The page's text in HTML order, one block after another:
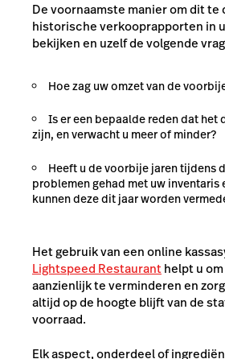
De voornaamste manier om dit te
historische verkooprapporten in
bekijken en uzelf de volgende
Hoe zag uw omzet van de
Is er een bepaalde reden dat het
zijn, en verwacht u meer of minder?
Heeft u de voorbije jaren tijdens
problemen gehad met uw inventaris
kunnen deze dit jaar worden
Het gebruik van een online
Lightspeed Restauranthelpt u
aanzienlijk te verminderen en
altijd op de hoogte blijft van de
voorraad.
Elk aspect, onderdeel of